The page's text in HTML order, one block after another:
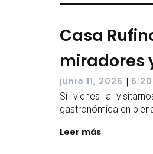
Casa
miradores
junio 11, 2025 |
Si vienes a
gastronómica en
Leer más